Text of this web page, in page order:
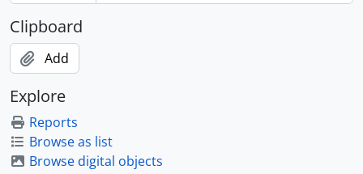
Clipboard
Add
Explore
Reports
Browse as list
Browse digital objects